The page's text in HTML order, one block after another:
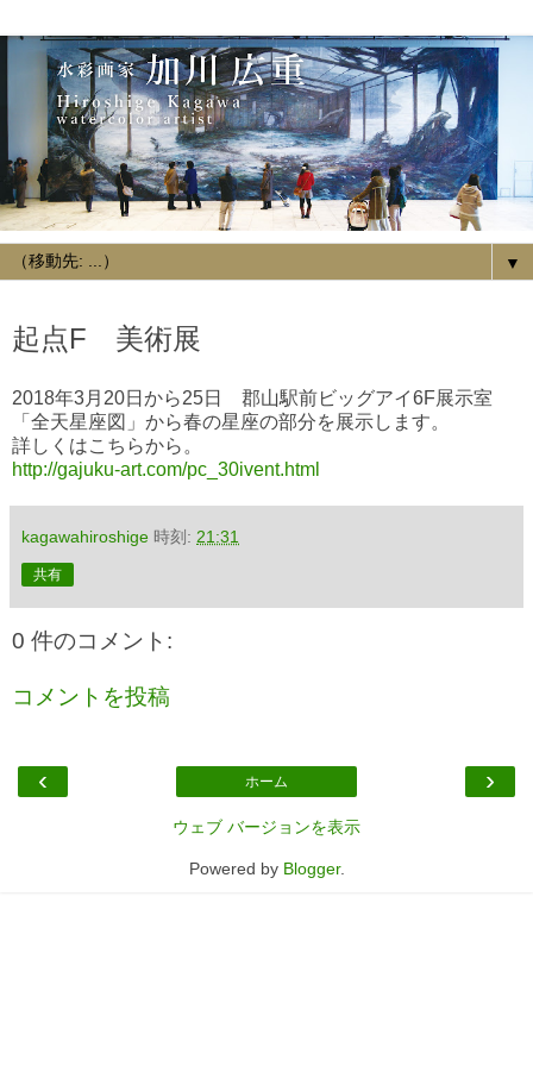
▼
起点F 美術展
2018年3月20日から25日 郡山駅前ビッグアイ6F展示室
「全天星座図」から春の星座の部分を展示します。
詳しくはこちらから。
http://gajuku-art.com/pc_30ivent.html
kagawahiroshige 時刻: 21:31
共有
0 件のコメント:
コメントを投稿
‹ ›
ホーム
ウェブ バージョンを表示
Powered by Blogger.